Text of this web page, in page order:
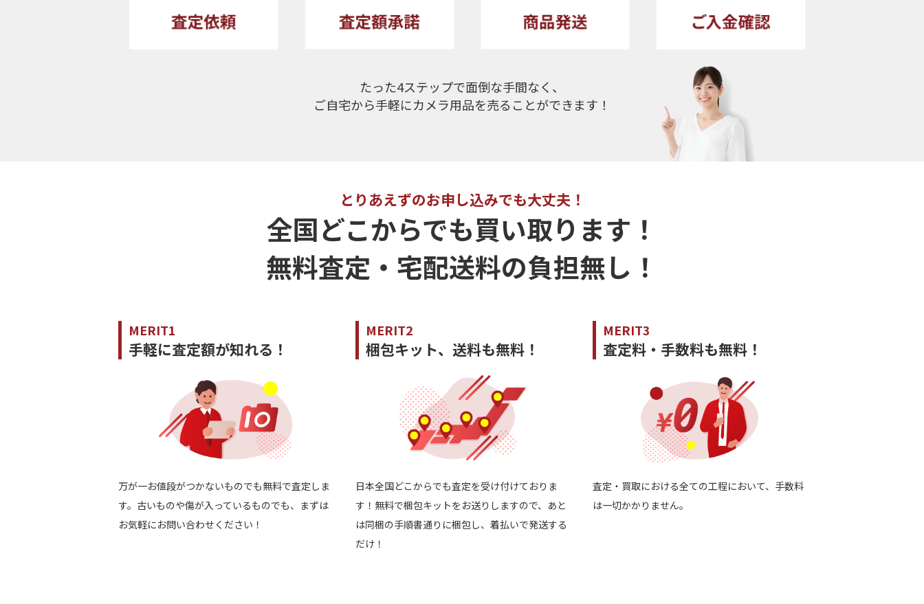
たった4ステップで面倒な手間なく、
ご自宅から手軽にカメラ用品を売ることができます！
とりあえずのお申し込みでも大丈夫！
全国どこからでも買い取ります！
無料査定・宅配送料の負担無し！
MERIT1
手軽に査定額が知れる！
万が⼀お値段がつかないものでも無料で査定しま
す。古いものや傷が入っているものでも、まずは
お気軽にお問い合わせください！
MERIT2
梱包キット、送料も無料！
日本全国どこからでも査定を受け付けておりま
す！無料で梱包キットをお送りしますので、あと
は同梱の手順書通りに梱包し、着払いで発送する
だけ！
MERIT3
査定料・手数料も無料！
査定・買取における全ての工程において、手数料
は一切かかりません。